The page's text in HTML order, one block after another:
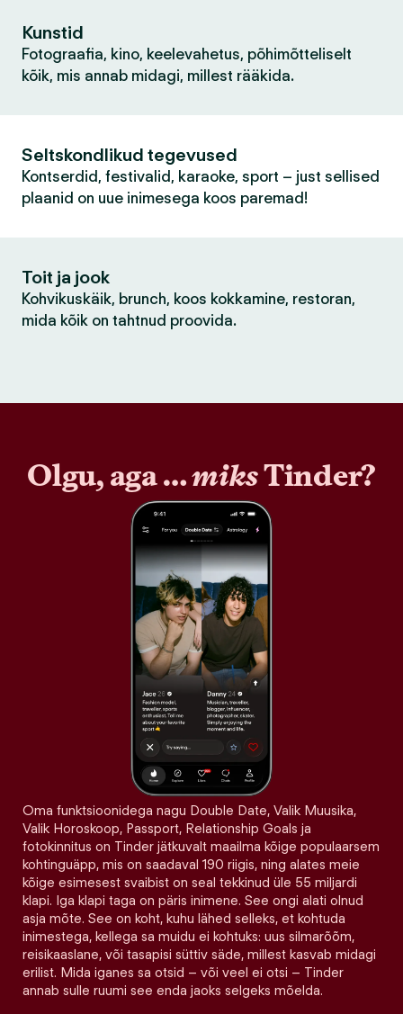
Kunstid
Fotograafia, kino, keelevahetus, põhimõtteliselt
kõik, mis annab midagi, millest rääkida.
Seltskondlikud tegevused
Kontserdid, festivalid, karaoke, sport – just sellised
plaanid on uue inimesega koos paremad!
Toit ja jook
Kohvikuskäik, brunch, koos kokkamine, restoran,
mida kõik on tahtnud proovida.
Olgu, aga …miksTinder?
Oma funktsioonidega nagu Double Date, Valik Muusika,
Valik Horoskoop, Passport, Relationship Goals ja
fotokinnitus on Tinder jätkuvalt maailma kõige populaarsem
kohtinguäpp, mis on saadaval 190 riigis, ning alates meie
kõige esimesest svaibist on seal tekkinud üle 55 miljardi
klapi. Iga klapi taga on päris inimene. See ongi alati olnud
asja mõte. See on koht, kuhu lähed selleks, et kohtuda
inimestega, kellega sa muidu ei kohtuks: uus silmarõõm,
reisikaaslane, või tasapisi süttiv säde, millest kasvab midagi
erilist. Mida iganes sa otsid – või veel ei otsi – Tinder
annab sulle ruumi see enda jaoks selgeks mõelda.